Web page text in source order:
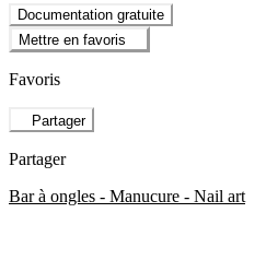
Documentation gratuite
Mettre en favoris
Favoris
Partager
Partager
Bar à ongles - Manucure - Nail art